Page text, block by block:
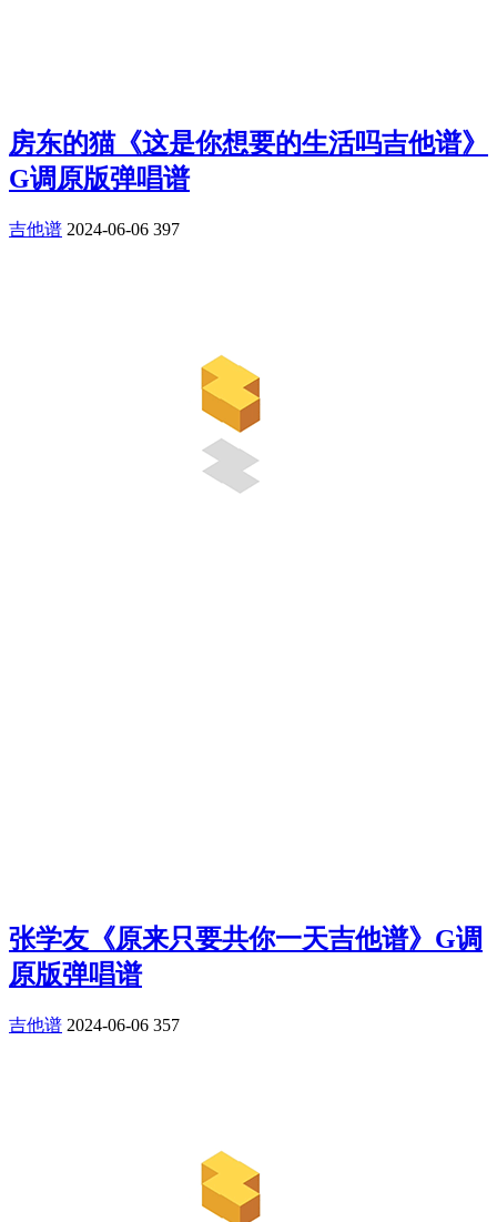
房东的猫《这是你想要的生活吗吉他谱》
G调原版弹唱谱
吉他谱 2024-06-06 397
张学友《原来只要共你一天吉他谱》G调
原版弹唱谱
吉他谱 2024-06-06 357